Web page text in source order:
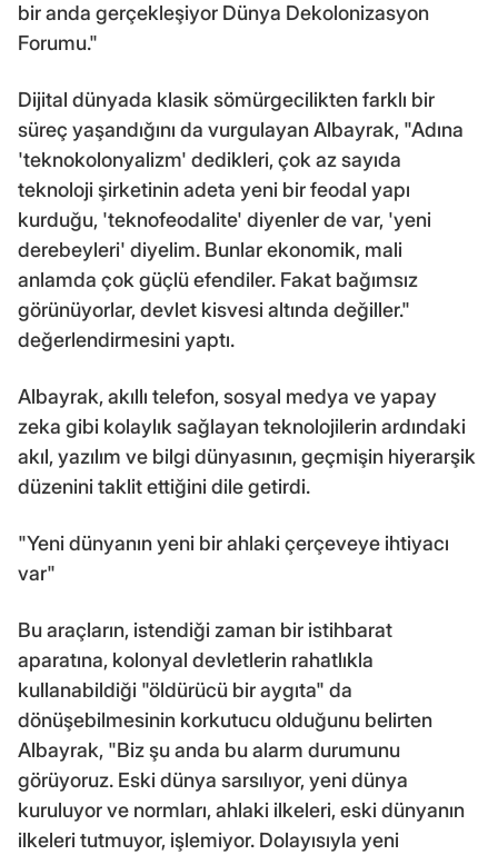
bir anda gerçekleşiyor Dünya Dekolonizasyon
Forumu."
Dijital dünyada klasik sömürgecilikten farklı bir
süreç yaşandığını da vurgulayan Albayrak, "Adına
'teknokolonyalizm' dedikleri, çok az sayıda
teknoloji şirketinin adeta yeni bir feodal yapı
kurduğu, 'teknofeodalite' diyenler de var, 'yeni
derebeyleri' diyelim. Bunlar ekonomik, mali
anlamda çok güçlü efendiler. Fakat bağımsız
görünüyorlar, devlet kisvesi altında değiller."
değerlendirmesini yaptı.
Albayrak, akıllı telefon, sosyal medya ve yapay
zeka gibi kolaylık sağlayan teknolojilerin ardındaki
akıl, yazılım ve bilgi dünyasının, geçmişin hiyerarşik
düzenini taklit ettiğini dile getirdi.
"Yeni dünyanın yeni bir ahlaki çerçeveye ihtiyacı
var"
Bu araçların, istendiği zaman bir istihbarat
aparatına, kolonyal devletlerin rahatlıkla
kullanabildiği "öldürücü bir aygıta" da
dönüşebilmesinin korkutucu olduğunu belirten
Albayrak, "Biz şu anda bu alarm durumunu
görüyoruz. Eski dünya sarsılıyor, yeni dünya
kuruluyor ve normları, ahlaki ilkeleri, eski dünyanın
ilkeleri tutmuyor, işlemiyor. Dolayısıyla yeni